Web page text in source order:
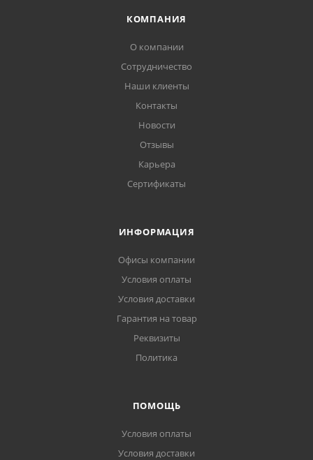
КОМПАНИЯ
О компании
Сотрудничество
Наши клиенты
Контакты
Новости
Отзывы
Карьера
Сертификаты
ИНФОРМАЦИЯ
Офисы компании
Условия оплаты
Условия доставки
Гарантия на товар
Реквизиты
Политика
ПОМОЩЬ
Условия оплаты
Условия доставки